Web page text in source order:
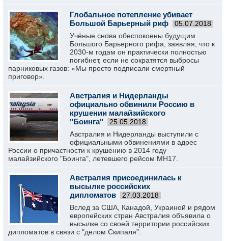
Глобальное потепление убивает
Большой Барьерный риф
05.07.2018
Учёные снова обеспокоены будущим
Большого Барьерного рифа, заявляя, что к
2030-м годам он практически полностью
погибнет, если не сократятся выбросы
парниковых газов: «Мы просто подписали смертный
приговор».
Австралия и Нидерланды
официально обвинили Россию в
крушении малайзийского
"Боинга"
25.05.2018
Австралия и Нидерланды выступили с
официальными обвинениями в адрес
России о причастности к крушению в 2014 году
малайзийского "Боинга", летевшего рейсом MH17.
Австралия присоединилась к
высылке российских
дипломатов
27.03.2018
Вслед за США, Канадой, Украиной и рядом
европейских стран Австралия объявила о
высылке со своей территории российских
дипломатов в связи с "делом Скипаля".